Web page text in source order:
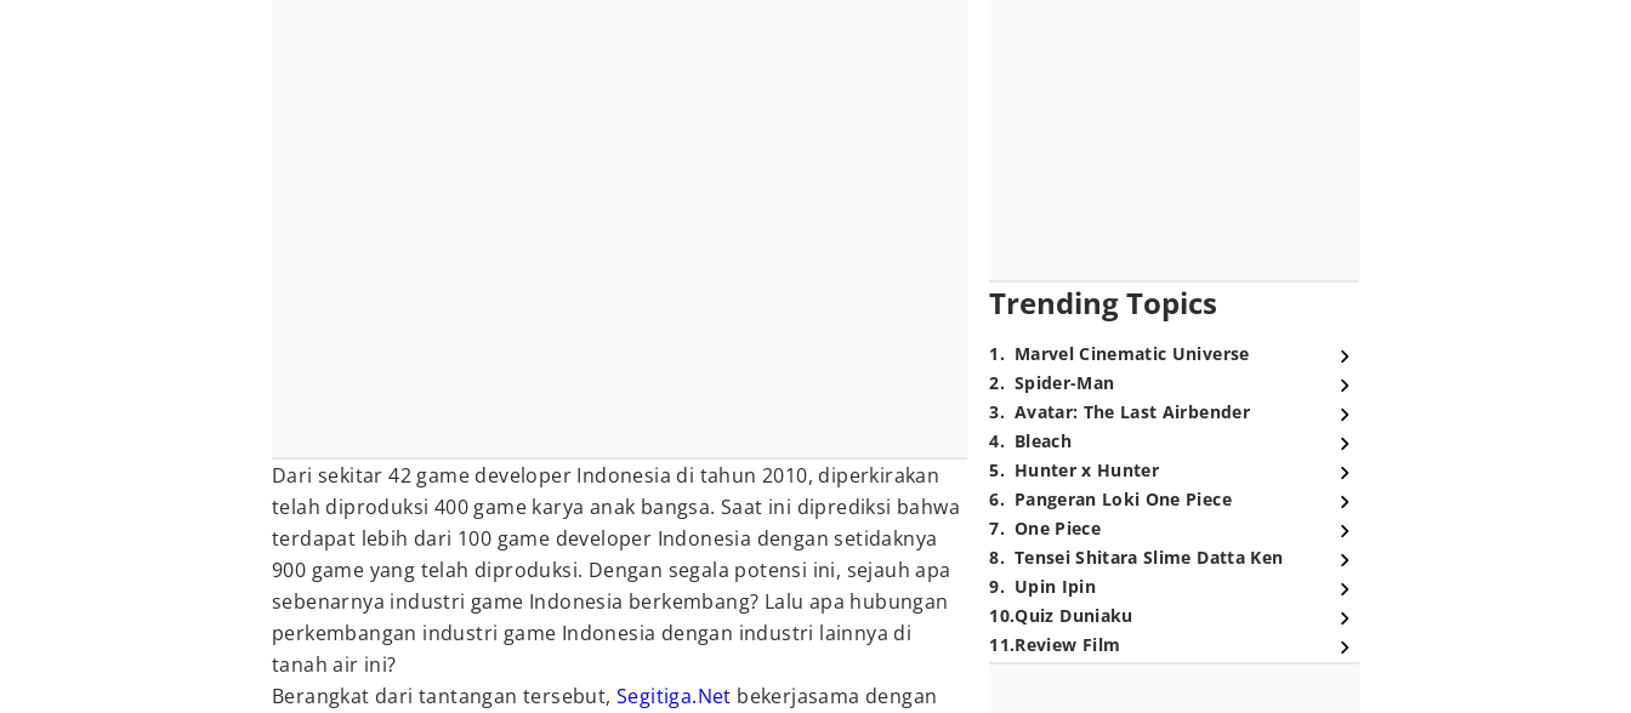
Dari sekitar 42 game developer Indonesia di tahun 2010, diperkirakan
telah diproduksi 400 game karya anak bangsa. Saat ini diprediksi bahwa
terdapat lebih dari 100 game developer Indonesia dengan setidaknya
900 game yang telah diproduksi. Dengan segala potensi ini, sejauh apa
sebenarnya industri game Indonesia berkembang? Lalu apa hubungan
perkembangan industri game Indonesia dengan industri lainnya di
tanah air ini?
Berangkat dari tantangan tersebut, Segitiga.Net bekerjasama dengan
Trending Topics
1. Marvel Cinematic Universe
2. Spider-Man
3. Avatar: The Last Airbender
4. Bleach
5. Hunter x Hunter
6. Pangeran Loki One Piece
7. One Piece
8. Tensei Shitara Slime Datta Ken
9. Upin Ipin
10.Quiz Duniaku
11.Review Film